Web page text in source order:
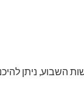
השבוע, ניתן